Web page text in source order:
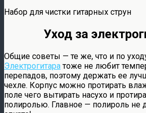
Набор для чистки гитарных струн
Уход за
Общие советы — те же, что и по
Электрогитаратоже не любит
перепадов, поэтому держать ее
чехле. Корпус можно протирать
поле чего вытирать насухо и
полиролью. Главное — полироль не